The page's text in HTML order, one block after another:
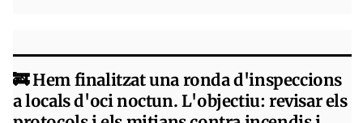
🚒 Hem finalitzat una ronda d'inspeccions
a locals d'oci noctun. L'objectiu: revisar els